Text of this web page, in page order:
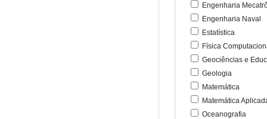
Engenharia
Engenharia Naval
Estatística
Física
Geociências e
Geologia
Matemática
Matemática
Oceanografia